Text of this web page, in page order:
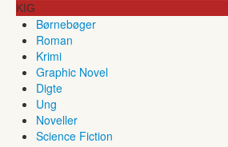
KIG
Børnebøger
Roman
Krimi
Graphic Novel
Digte
Ung
Noveller
Science Fiction